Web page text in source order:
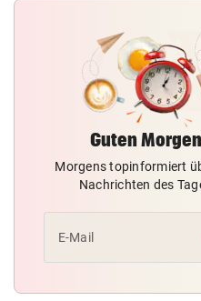
Guten Morgen
Morgens topinformiert
Nachrichten des
E-Mail